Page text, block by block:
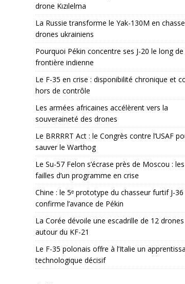
drone Kızılelma
La Russie transforme le Yak-130M en
drones ukrainiens
Pourquoi Pékin concentre ses J-20 le long de
frontière indienne
Le F-35 en crise : disponibilité chronique et
hors de contrôle
Les armées africaines accélèrent vers la
souveraineté des drones
Le BRRRRT Act : le Congrès contre l’USAF
sauver le Warthog
Le Su-57 Felon s’écrase près de Moscou : les
failles d’un programme en crise
Chine : le 5ᵉ prototype du chasseur furtif J-36
confirme l’avance de Pékin
La Corée dévoile une escadrille de 12 drones
autour du KF-21
Le F-35 polonais offre à l’Italie un
technologique décisif